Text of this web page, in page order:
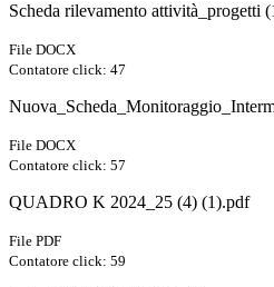
Scheda rilevamento attività_progetti
File DOCX
Contatore click: 47
File DOCX
Contatore click: 57
QUADRO K 2024_25 (4) (1).pdf
File PDF
Contatore click: 59